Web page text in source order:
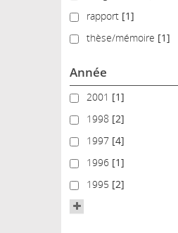
rapportrapport [1]
thèse/mémoire
thèse/mémoire [1]
Année
20012001 [1]
19981998 [2]
19971997 [4]
19961996 [1]
19951995 [2]